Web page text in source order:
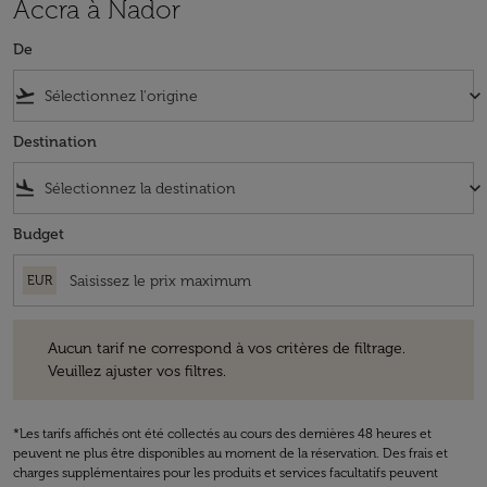
Accra à Nador
De
flight_takeoff keyboard_arrow_down
Destination
flight_land keyboard_arrow_down
Budget
EUR
Aucun tarif ne correspond à vos critères de filtrage.
Veuillez ajuster vos filtres.
*Les tarifs affichés ont été collectés au cours des dernières 48 heures et
peuvent ne plus être disponibles au moment de la réservation. Des frais et
charges supplémentaires pour les produits et services facultatifs peuvent